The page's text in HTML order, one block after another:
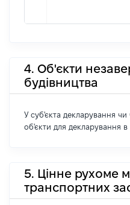
4. Об'єкти
будівництва
У суб'єкта декларування чи
об'єкти для декларування в
5. Цінне рухоме
транспортних